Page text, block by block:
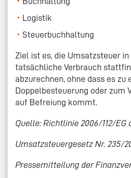
Logistik
Steuerbuchhaltung
Ziel ist es, die Umsatzsteuer
tatsächliche Verbrauch
abzurechnen, ohne dass es zu
Doppelbesteuerung oder zum
auf Befreiung kommt.
Quelle: Richtlinie 2006/112/EG
Umsatzsteuergesetz Nr. 235/
Pressemitteilung der